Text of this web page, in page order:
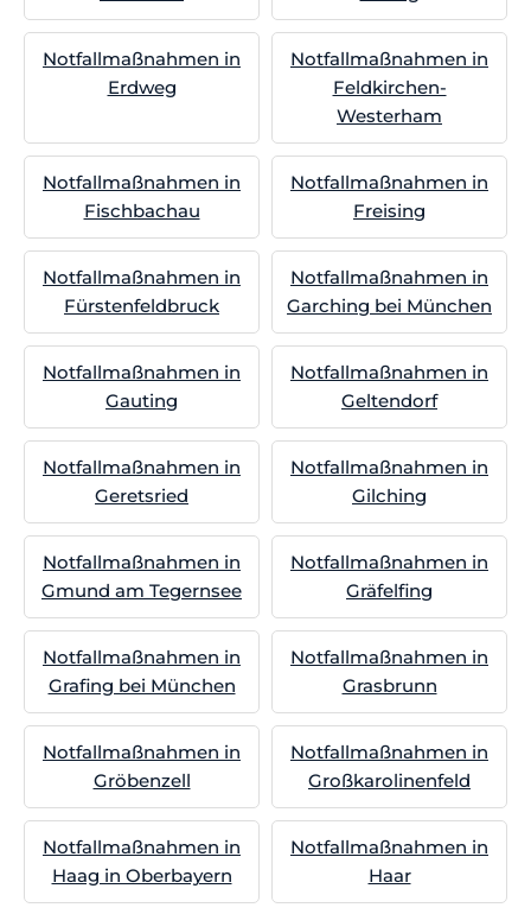
Notfallmaßnahmen in
Erdweg
Notfallmaßnahmen in
Feldkirchen-
Westerham
Notfallmaßnahmen in
Fischbachau
Notfallmaßnahmen in
Freising
Notfallmaßnahmen in
Fürstenfeldbruck
Notfallmaßnahmen in
Garching bei München
Notfallmaßnahmen in
Gauting
Notfallmaßnahmen in
Geltendorf
Notfallmaßnahmen in
Geretsried
Notfallmaßnahmen in
Gilching
Notfallmaßnahmen in
Gmund am Tegernsee
Notfallmaßnahmen in
Gräfelfing
Notfallmaßnahmen in
Grafing bei München
Notfallmaßnahmen in
Grasbrunn
Notfallmaßnahmen in
Gröbenzell
Notfallmaßnahmen in
Großkarolinenfeld
Notfallmaßnahmen in
Haag in Oberbayern
Notfallmaßnahmen in
Haar